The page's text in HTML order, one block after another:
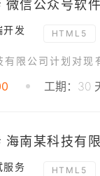
信公众号软
开发 HTML5
工期：30
服务 HTML5